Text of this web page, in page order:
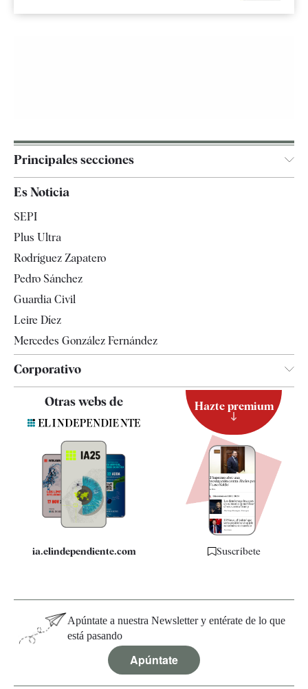
Principales secciones
España
Televisión
Es Noticia
SEPI
Plus Ultra
Rodríguez Zapatero
Pedro Sánchez
Guardia Civil
Leire Díez
Mercedes González Fernández
Corporativo
Contacto
Quiénes somos
Especificaciones
Otras webs de
ia.elindependiente.com
Hazte premium
Suscríbete
Apúntate a nuestra Newsletter y entérate de lo que
está pasando
Apúntate